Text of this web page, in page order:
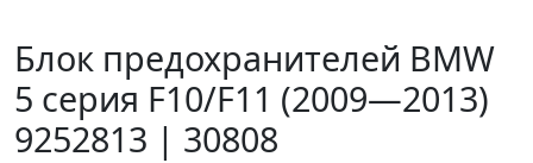
Блок предохранителей BMW
5 серия F10/F11 (2009—2013)
9252813 | 30808